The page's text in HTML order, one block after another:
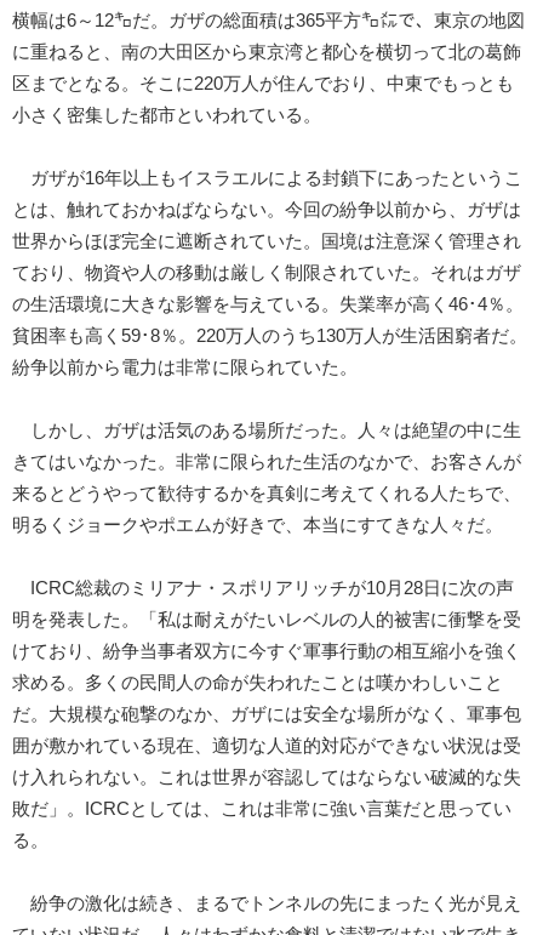
横幅は6～12㌔だ。ガザの総面積は365平方㌔㍍で、東京の地図
に重ねると、南の大田区から東京湾と都心を横切って北の葛飾
区までとなる。そこに220万人が住んでおり、中東でもっとも
小さく密集した都市といわれている。
ガザが16年以上もイスラエルによる封鎖下にあったというこ
とは、触れておかねばならない。今回の紛争以前から、ガザは
世界からほぼ完全に遮断されていた。国境は注意深く管理され
ており、物資や人の移動は厳しく制限されていた。それはガザ
の生活環境に大きな影響を与えている。失業率が高く46･4％。
貧困率も高く59･8％。220万人のうち130万人が生活困窮者だ。
紛争以前から電力は非常に限られていた。
しかし、ガザは活気のある場所だった。人々は絶望の中に生
きてはいなかった。非常に限られた生活のなかで、お客さんが
来るとどうやって歓待するかを真剣に考えてくれる人たちで、
明るくジョークやポエムが好きで、本当にすてきな人々だ。
ICRC総裁のミリアナ・スポリアリッチが10月28日に次の声
明を発表した。「私は耐えがたいレベルの人的被害に衝撃を受
けており、紛争当事者双方に今すぐ軍事行動の相互縮小を強く
求める。多くの民間人の命が失われたことは嘆かわしいこと
だ。大規模な砲撃のなか、ガザには安全な場所がなく、軍事包
囲が敷かれている現在、適切な人道的対応ができない状況は受
け入れられない。これは世界が容認してはならない破滅的な失
敗だ」。ICRCとしては、これは非常に強い言葉だと思ってい
る。
紛争の激化は続き、まるでトンネルの先にまったく光が見え